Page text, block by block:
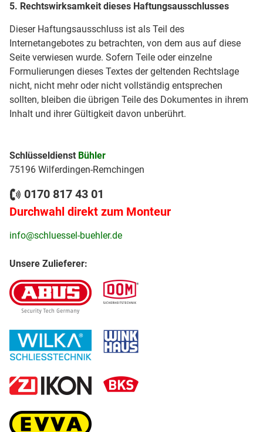
5. Rechtswirksamkeit dieses Haftungsausschlusses
Dieser Haftungsausschluss ist als Teil des
Internetangebotes zu betrachten, von dem aus auf diese
Seite verwiesen wurde. Sofern Teile oder einzelne
Formulierungen dieses Textes der geltenden Rechtslage
nicht, nicht mehr oder nicht vollständig entsprechen
sollten, bleiben die übrigen Teile des Dokumentes in ihrem
Inhalt und ihrer Gültigkeit davon unberührt.
Schlüsseldienst Bühler
75196 Wilferdingen-Remchingen
0170 817 43 01
Durchwahl direkt zum Monteur
info@schluessel-buehler.de
Unsere Zulieferer: